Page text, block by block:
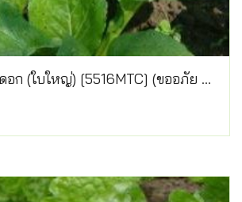
ผักกาดกวางตุ้งดอก (ใบใหญ่) [5516MTC] (ขออภัย สินค้าหมด)